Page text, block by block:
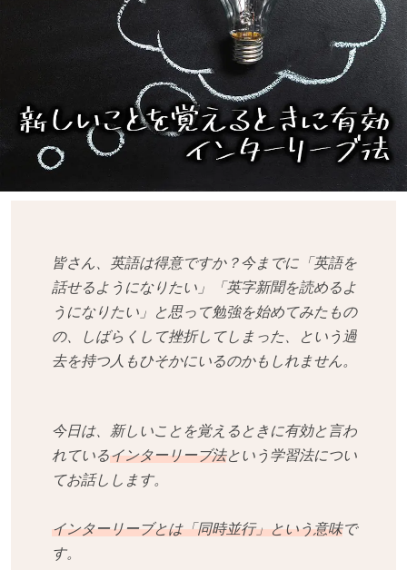
皆さん、英語は得意ですか？今までに「英語を
話せるようになりたい」「英字新聞を読めるよ
うになりたい」と思って勉強を始めてみたもの
の、しばらくして挫折してしまった、という過
去を持つ人もひそかにいるのかもしれません。
今日は、新しいことを覚えるときに有効と言わ
れているインターリーブ法という学習法につい
てお話しします。
インターリーブとは「同時並行」という意味で
す。